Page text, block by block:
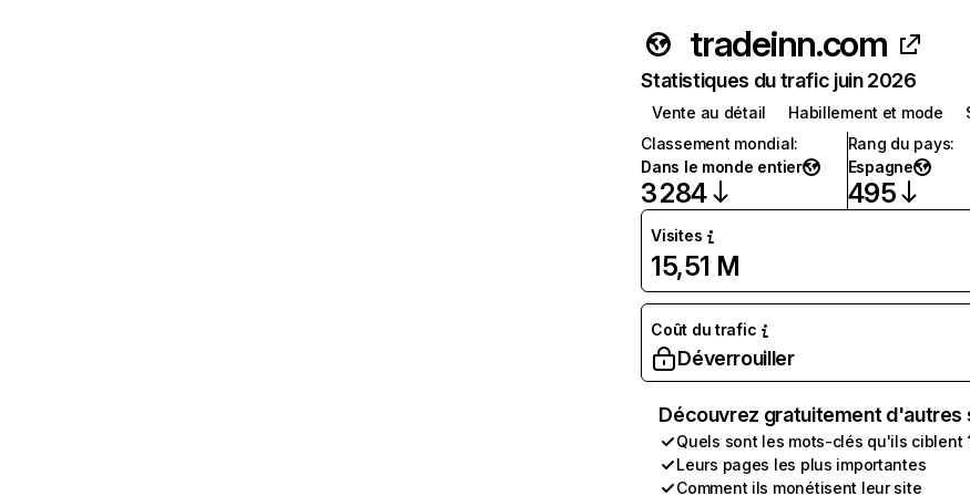
tradeinn.com
Statistiques du trafic juin 2026
Vente au détail Habillement et mode
Classement mondial:
Dans le monde entier
3 284
Rang du pays:
Espagne
495
Visites
15,51 M
Coût du trafic
Déverrouiller
Découvrez gratuitement
Quels sont les mots-clés qu'ils ciblent
Leurs pages les plus importantes
Comment ils monétisent leur site